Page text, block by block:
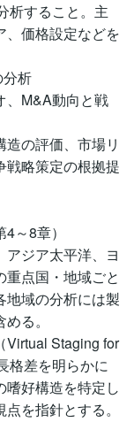
析すること。主
、価格設定などを
分析
、M&A動向と戦
の評価、市場リ
戦略策定の根拠提
～8章）
ジア太平洋、ヨ
点国・地域ごと
地域の分析には製
る。
Virtual Staging for
格差を明らかに
嗜好構造を特定し
を指針とする。